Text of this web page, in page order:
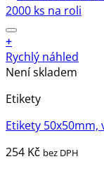
+
Rychlý náhled
Není skladem
Etikety
Etikety 50x50mm,
254 Kč bez DPH